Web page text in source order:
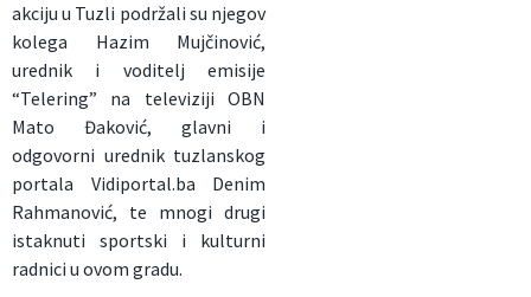
akciju u Tuzli podržali su njegov
kolega Hazim Mujčinović,
urednik i voditelj emisije
“Telering” na televiziji OBN
Mato Đaković, glavni i
odgovorni urednik tuzlanskog
portala Vidiportal.ba Denim
Rahmanović, te mnogi drugi
istaknuti sportski i kulturni
radnici u ovom gradu.